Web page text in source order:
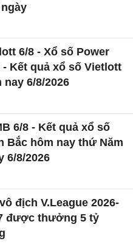
6/8 - Xổ số Power
- Kết quả xổ số Vietlott
nay 6/8/2026
6/8 - Kết quả xổ số
Bắc hôm nay thứ Năm
6/8/2026
địch V.League 2026-
được thưởng 5 tỷ